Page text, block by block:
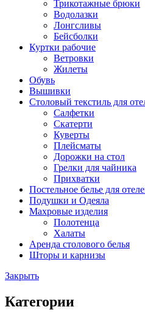
Трикотажные брюки
Водолазки
Лонгсливы
Бейсболки
Куртки рабочие
Ветровки
Жилеты
Обувь
Вышивки
Столовый текстиль для
Салфетки
Скатерти
Куверты
Плейсматы
Дорожки на стол
Грелки для чайника
Прихватки
Постельное белье для
Подушки и Одеяла
Махровые изделия
Полотенца
Халаты
Аренда столового белья
Шторы и карнизы
Закрыть
Категории